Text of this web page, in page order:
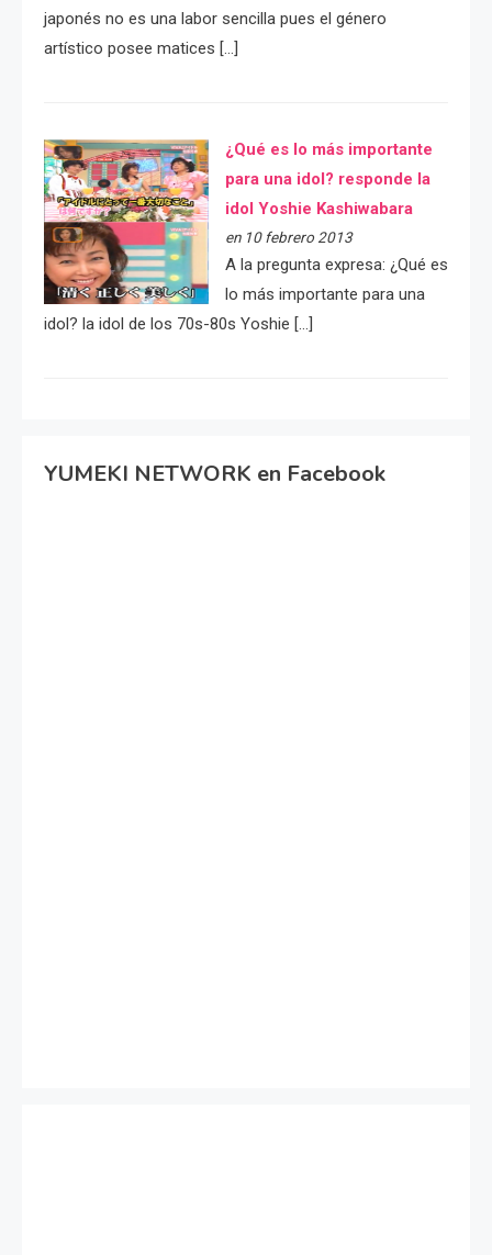
japonés no es una labor sencilla pues el género
artístico posee matices […]
¿Qué es lo más importante
para una idol? responde la
idol Yoshie Kashiwabara
en 10 febrero 2013
A la pregunta expresa: ¿Qué es
lo más importante para una
idol? la idol de los 70s-80s Yoshie […]
YUMEKI NETWORK en Facebook